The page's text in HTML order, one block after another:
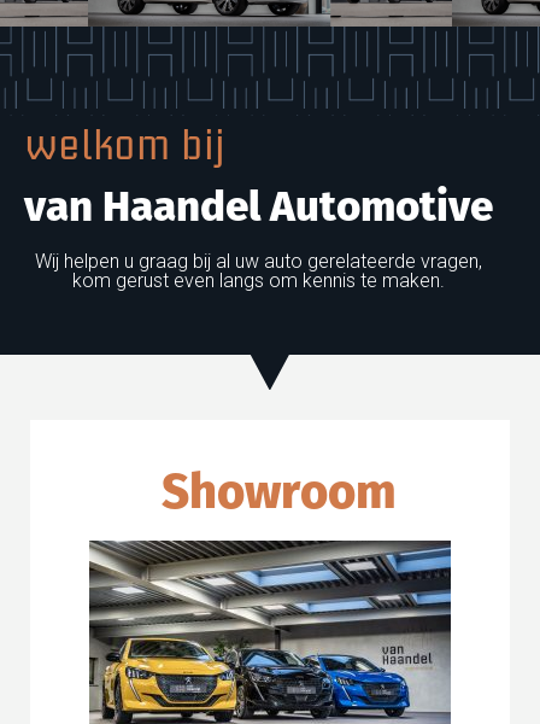
welkom bij
van Haandel Automotive
Wij helpen u graag bij al uw auto gerelateerde vragen,
kom gerust even langs om kennis te maken​.
Showroom